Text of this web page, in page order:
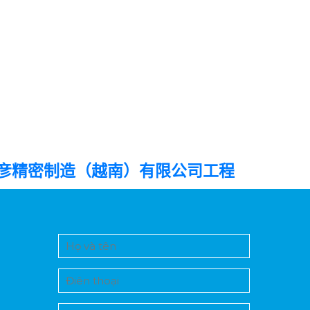
精密制造（越南）有限公司工程